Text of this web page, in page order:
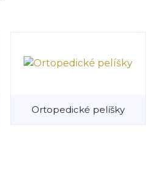
Ortopedické pelíšky